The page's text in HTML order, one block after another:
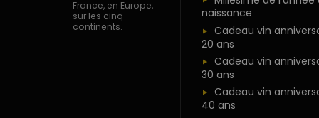
France, en Europe,
sur les cinq
continents.
naissance
Cadeau vin
20 ans
Cadeau vin
30 ans
Cadeau vin
40 ans